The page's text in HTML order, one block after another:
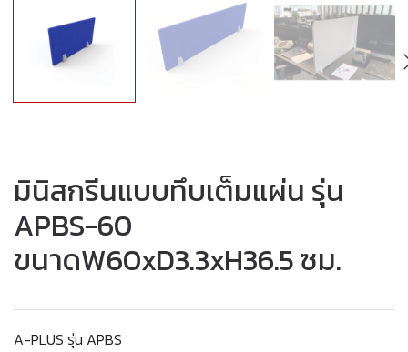
มินิสกรีนแบบทึบเต็มแผ่น รุ่น
APBS-60
ขนาดW60xD3.3xH36.5 ซม.
A-PLUS รุ่น APBS